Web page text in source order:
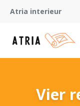
Atria interieur
Vier